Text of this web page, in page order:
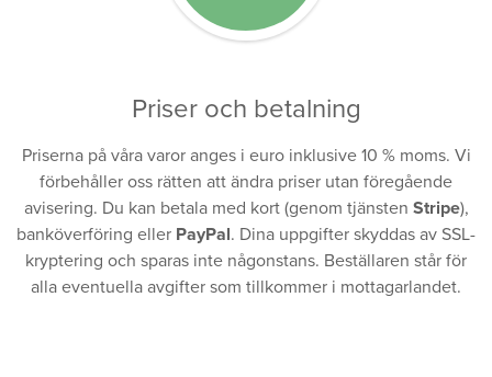
Priser och betalning
Priserna på våra varor anges i euro inklusive 10 % moms. Vi
förbehåller oss rätten att ändra priser utan föregående
avisering. Du kan betala med kort (genom tjänsten Stripe),
banköverföring eller PayPal. Dina uppgifter skyddas av SSL-
kryptering och sparas inte någonstans. Beställaren står för
alla eventuella avgifter som tillkommer i mottagarlandet.